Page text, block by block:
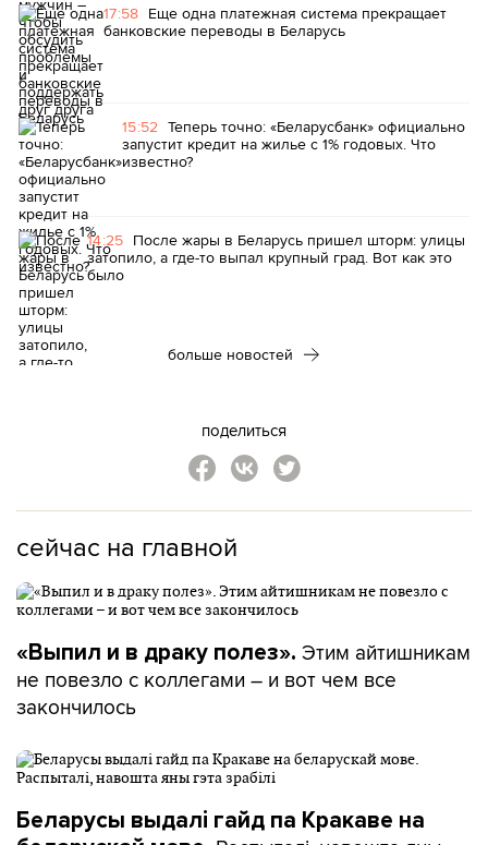
17:58 Еще одна платежная система прекращает
банковские переводы в Беларусь
15:52 Теперь точно: «Беларусбанк» официально
запустит кредит на жилье с 1% годовых. Что
известно?
14:25 После жары в Беларусь пришел шторм: улицы
затопило, а где-то выпал крупный град. Вот как это
было
больше новостей
поделиться
сейчас на главной
«Выпил и в драку полез». Этим айтишникам
не повезло с коллегами – и вот чем все
закончилось
Беларусы выдалі гайд па Кракаве на